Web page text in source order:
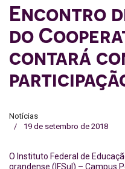
Encontro
do
contará
Notícias
19 de setembro de 2018
O Instituto Federal de
grandense (IFSul) – Campus